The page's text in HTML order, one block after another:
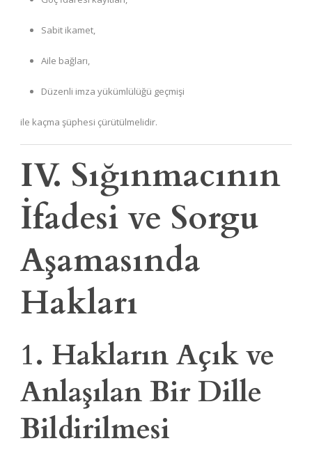
Sabit ikamet,
Aile bağları,
Düzenli imza yükümlülüğü geçmişi
ile kaçma şüphesi çürütülmelidir.
IV. Sığınmacının
İfadesi ve Sorgu
Aşamasında
Hakları
1. Hakların Açık ve
Anlaşılan Bir Dille
Bildirilmesi